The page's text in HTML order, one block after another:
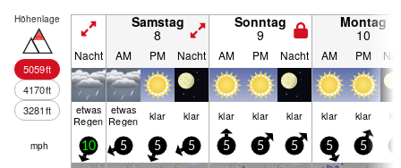
Höhenlage
5059ft
4170ft
3281ft
Samstag
8
Sonntag
9
Montag
10
Nacht AM PM Nacht AM PM Nacht AM PM
etwas
Regen
etwas
Regen klar klar klar klar klar klar klar
mph 10 5 5 5 5 5 5 5 5